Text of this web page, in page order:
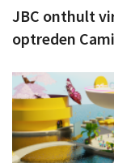
JBC onthult
optreden